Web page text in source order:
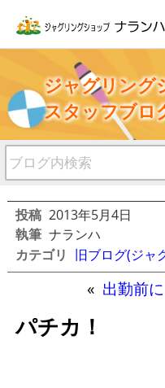
ジャグリング
スタッフブロ
投稿 2013年5月4日
執筆 ナランハ
カテゴリ 旧ブログ(ジャ
« 出勤前に
パチカ！